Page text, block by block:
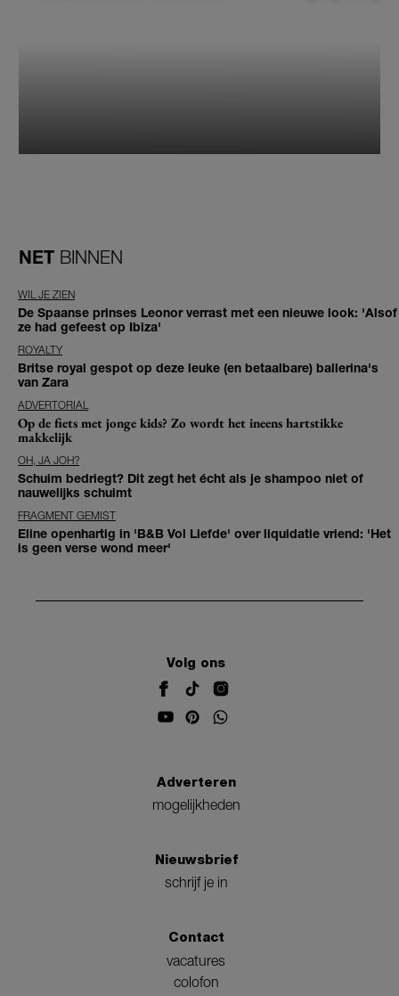
NET BINNEN
WIL JE ZIEN
De Spaanse prinses Leonor verrast met een nieuwe look: 'Alsof
ze had gefeest op Ibiza'
ROYALTY
Britse royal gespot op deze leuke (en betaalbare) ballerina's
van Zara
ADVERTORIAL
Op de fiets met jonge kids? Zo wordt het ineens hartstikke
makkelijk
OH, JA JOH?
Schuim bedriegt? Dit zegt het écht als je shampoo niet of
nauwelijks schuimt
FRAGMENT GEMIST
Eline openhartig in 'B&B Vol Liefde' over liquidatie vriend: 'Het
is geen verse wond meer'
Volg ons
Adverteren
mogelijkheden
Nieuwsbrief
schrijf je in
Contact
vacatures
colofon